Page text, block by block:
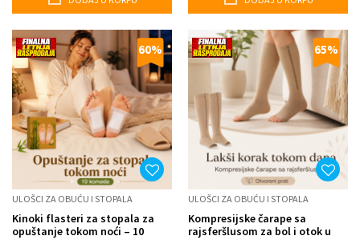
60%
ULOŠCI ZA OBUĆU I STOPALA
Kinoki flasteri za stopala za
opuštanje tokom noći – 10
65%
ULOŠCI ZA OBUĆU I STOPALA
Kompresijske čarape sa
rajsferšlusom za bol i otok u